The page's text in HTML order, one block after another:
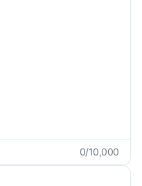
0/10,000